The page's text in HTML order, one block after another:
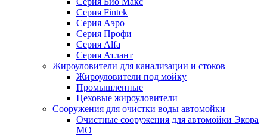
Серия Fintek
Серия Аэро
Серия Профи
Серия Alfa
Серия Атлант
Жироуловители для канализации и стоков
Жироуловители под мойку
Промышленные
Цеховые жироуловители
Сооружения для очистки воды автомойки
Очистные сооружения для автомойки Экора
МО